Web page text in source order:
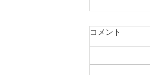
コメント